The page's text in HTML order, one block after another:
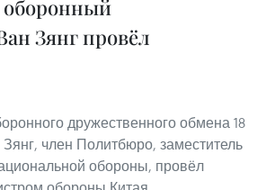
Зянг провёл
дружественного обмена 18
член Политбюро, заместитель
обороны, провёл